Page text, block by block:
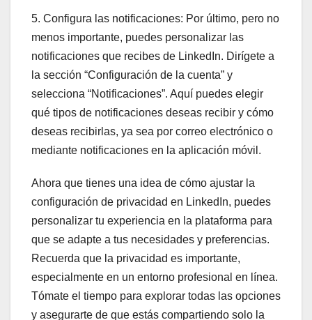
5. Configura las notificaciones: Por último, pero no
menos importante, puedes personalizar las
notificaciones que recibes de LinkedIn. Dirígete a
la sección “Configuración de la cuenta” y
selecciona “Notificaciones”. Aquí puedes elegir
qué tipos de notificaciones deseas recibir y cómo
deseas recibirlas, ya sea por correo electrónico o
mediante notificaciones en la aplicación móvil.
Ahora que tienes una idea de cómo ajustar la
configuración de privacidad en LinkedIn, puedes
personalizar tu experiencia en la plataforma para
que se adapte a tus necesidades y preferencias.
Recuerda que la privacidad es importante,
especialmente en un entorno profesional en línea.
Tómate el tiempo para explorar todas las opciones
y asegurarte de que estás compartiendo solo la